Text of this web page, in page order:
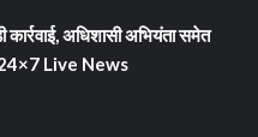
अधिशासी अभियंता समेत
24×7 Live News